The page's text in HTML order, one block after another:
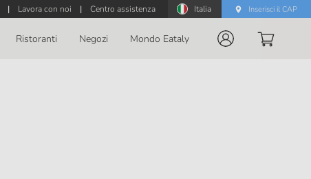
| Lavora con noi | Centro assistenza Italia Inserisci il CAP
Ristoranti Negozi Mondo Eataly